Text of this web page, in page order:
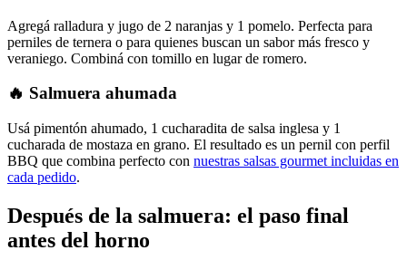
Agregá ralladura y jugo de 2 naranjas y 1 pomelo. Perfecta para
perniles de ternera o para quienes buscan un sabor más fresco y
veraniego. Combiná con tomillo en lugar de romero.
🔥 Salmuera ahumada
Usá pimentón ahumado, 1 cucharadita de salsa inglesa y 1
cucharada de mostaza en grano. El resultado es un pernil con perfil
BBQ que combina perfecto con nuestras salsas gourmet incluidas en
cada pedido.
Después de la salmuera: el paso final
antes del horno